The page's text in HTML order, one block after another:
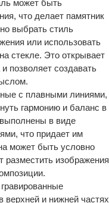
может быть
что делает памятник
выбрать стиль
или использовать
стекле. Это открывает
позволяет создавать
с плавными линиями,
гармонию и баланс в
в виде
что придает им
может быть условно
разместить изображения
и нижней частях